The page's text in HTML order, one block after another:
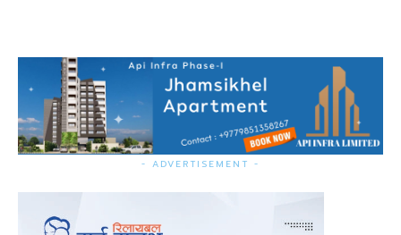
- ADVERTISEMENT -